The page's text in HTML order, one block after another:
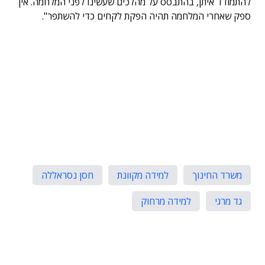
ספק שאחרי המלחמה תהיה הפקת לקחים כדי להשתפר".
משרד החינוך למידה מקוונת
חסן נסראללה
גד מרגי
למידה מרחוק